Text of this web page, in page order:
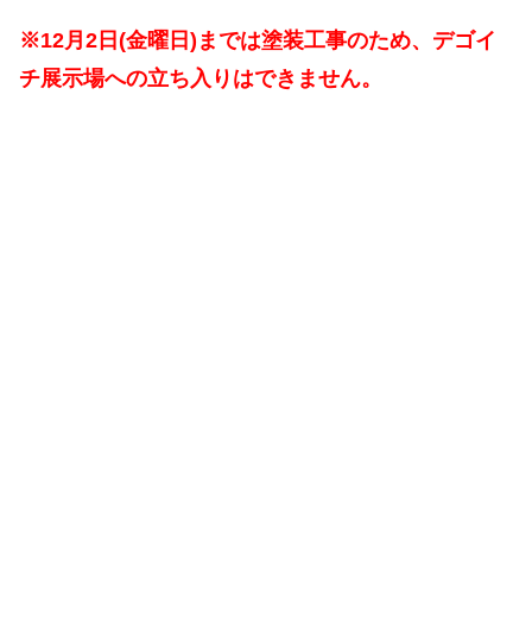
※12月2日(金曜日)までは塗装工事のため、デゴイ
チ展示場への立ち入りはできません。